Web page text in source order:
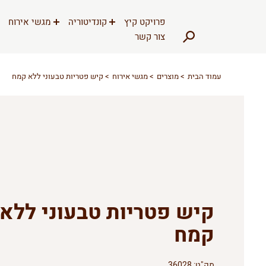
פרויקט קיץ קונדיטוריה
מגשי אירוח
צור קשר
עמוד הבית מוצרים מגשי אירוח קיש פטריות טבעוני ללא קמח
קיש פטריות טבעוני ללא
קמח